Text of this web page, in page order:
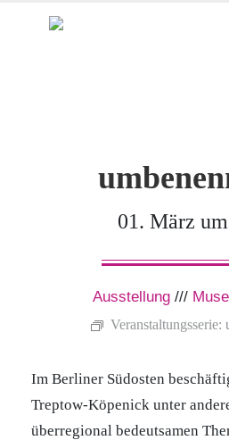
01. März
Ausstellung ///
Veranstaltungsserie:
Im Berliner Südosten
Treptow-Köpenick unter
überregional bedeutsamen